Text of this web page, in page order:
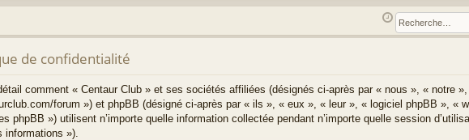
de confidentialité
comment « Centaur Club » et ses sociétés affiliées (désignés ci-après par « nous », « notre
forum ») et phpBB (désigné ci-après par « ils », « eux », « leur », « logiciel phpBB », «
phpBB ») utilisent n’importe quelle information collectée pendant n’importe quelle session
informations »).